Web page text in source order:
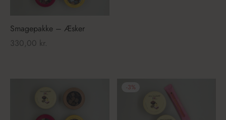
Smagepakke – Æsker
330,00 kr.
3%